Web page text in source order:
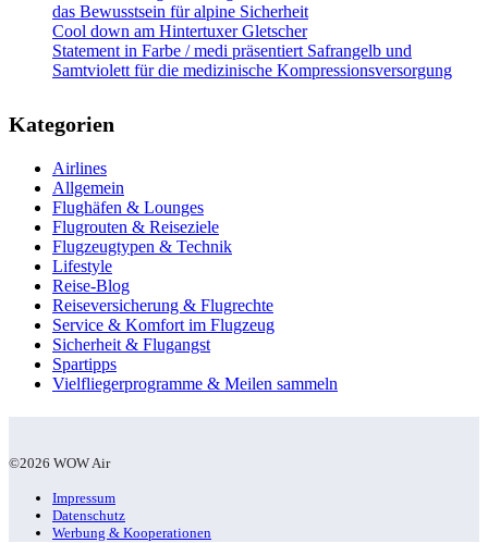
das Bewusstsein für alpine Sicherheit
Cool down am Hintertuxer Gletscher
Statement in Farbe / medi präsentiert Safrangelb und
Samtviolett für die medizinische Kompressionsversorgung
Kategorien
Airlines
Allgemein
Flughäfen & Lounges
Flugrouten & Reiseziele
Flugzeugtypen & Technik
Lifestyle
Reise-Blog
Reiseversicherung & Flugrechte
Service & Komfort im Flugzeug
Sicherheit & Flugangst
Spartipps
Vielfliegerprogramme & Meilen sammeln
©2026 WOW Air
Impressum
Datenschutz
Werbung & Kooperationen